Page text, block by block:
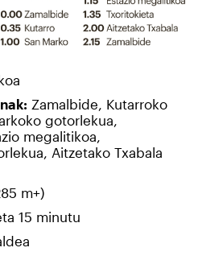
Zamalbide, Kutarroko
gotorlekua,
megalitikoa,
Aitzetako Txabala
m+)
15 minutu